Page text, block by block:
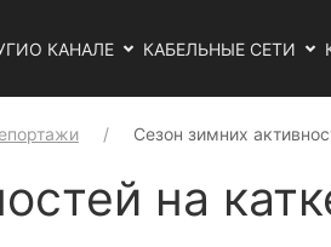
О КАНАЛЕ КАБЕЛЬНЫЕ СЕТИ
Сезон зимних
на